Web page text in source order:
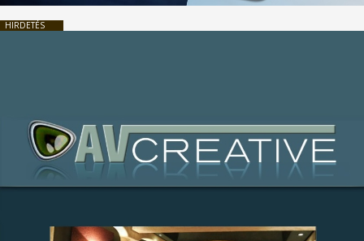
HIRDETÉS